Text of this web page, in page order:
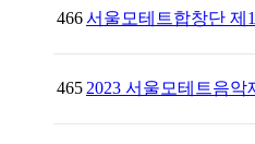
466서울모테트합창단 제
465 2023 서울모테트음